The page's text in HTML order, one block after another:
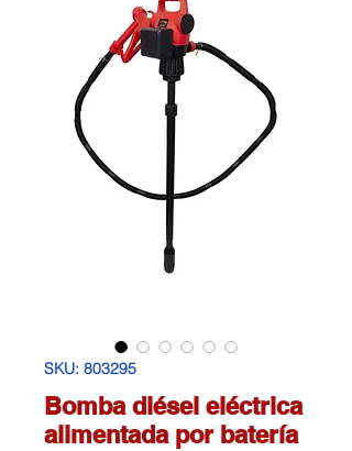
SKU: 803295
Bomba diésel eléctrica
alimentada por batería